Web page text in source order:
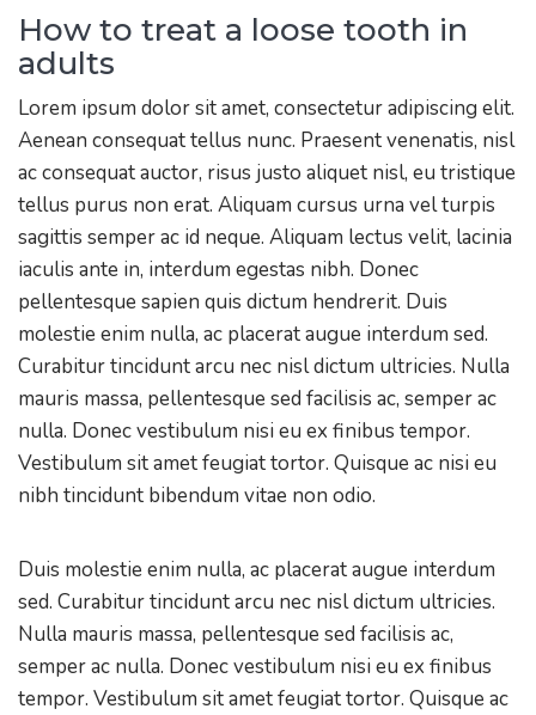
How to treat a loose tooth in
adults
Lorem ipsum dolor sit amet, consectetur adipiscing elit.
Aenean consequat tellus nunc. Praesent venenatis, nisl
ac consequat auctor, risus justo aliquet nisl, eu tristique
tellus purus non erat. Aliquam cursus urna vel turpis
sagittis semper ac id neque. Aliquam lectus velit, lacinia
iaculis ante in, interdum egestas nibh. Donec
pellentesque sapien quis dictum hendrerit. Duis
molestie enim nulla, ac placerat augue interdum sed.
Curabitur tincidunt arcu nec nisl dictum ultricies. Nulla
mauris massa, pellentesque sed facilisis ac, semper ac
nulla. Donec vestibulum nisi eu ex finibus tempor.
Vestibulum sit amet feugiat tortor. Quisque ac nisi eu
nibh tincidunt bibendum vitae non odio.
Duis molestie enim nulla, ac placerat augue interdum
sed. Curabitur tincidunt arcu nec nisl dictum ultricies.
Nulla mauris massa, pellentesque sed facilisis ac,
semper ac nulla. Donec vestibulum nisi eu ex finibus
tempor. Vestibulum sit amet feugiat tortor. Quisque ac